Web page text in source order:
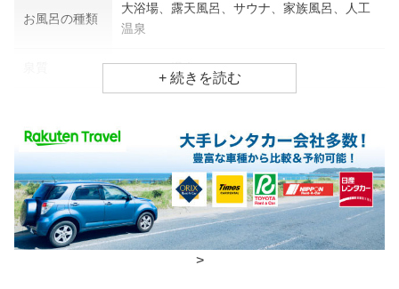
お風呂の種類
大浴場、露天風呂、サウナ、家族風呂、人工
温泉
ラジウム温泉
食事場所
朝食 部屋、個室
夕食 部屋、個室
>